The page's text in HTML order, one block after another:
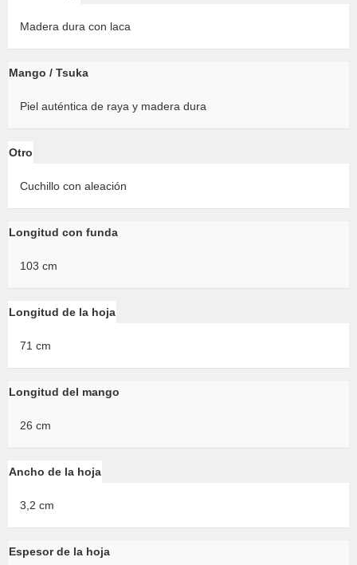
Madera dura con laca
Mango / Tsuka
Piel auténtica de raya y madera dura
Otro
Cuchillo con aleación
Longitud con funda
103 cm
Longitud de la hoja
71 cm
Longitud del mango
26 cm
Ancho de la hoja
3,2 cm
Espesor de la hoja